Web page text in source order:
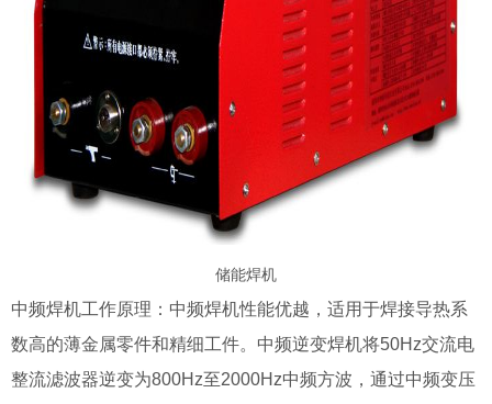
储能焊机
中频焊机工作原理：中频焊机性能优越，适用于焊接导热系
数高的薄金属零件和精细工件。中频逆变焊机将50Hz交流电
整流滤波器逆变为800Hz至2000Hz中频方波，通过中频变压